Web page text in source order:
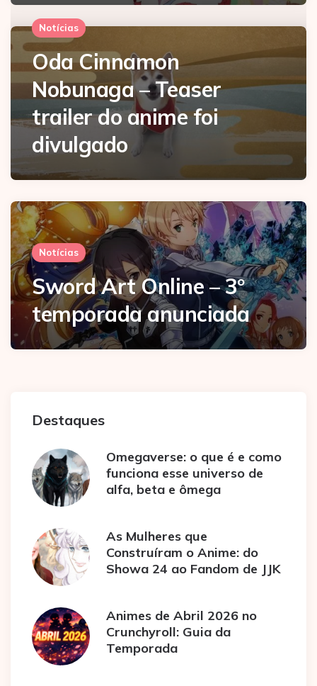
Notícias
Oda Cinnamon
Nobunaga – Teaser
trailer do anime foi
divulgado
Notícias
Sword Art Online – 3º
temporada anunciada
Destaques
Omegaverse: o que é e como
funciona esse universo de
alfa, beta e ômega
As Mulheres que
Construíram o Anime: do
Showa 24 ao Fandom de JJK
Animes de Abril 2026 no
Crunchyroll: Guia da
Temporada